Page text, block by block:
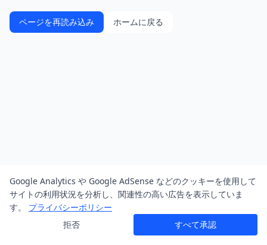
ページを再読み込み ホームに戻る
Google Analytics や Google AdSense などのクッキーを使用して
サイトの利用状況を分析し、関連性の高い広告を表示していま
す。
プライバシーポリシー
拒否
すべて承認